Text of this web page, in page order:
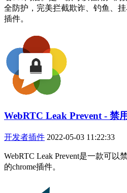
全防护，完美拦截欺诈、钓鱼、
插件。
WebRTC Leak Prevent - 禁
开发者插件 2022-05-03 11:22:33
WebRTC Leak Prevent是一款可以
的chrome插件。